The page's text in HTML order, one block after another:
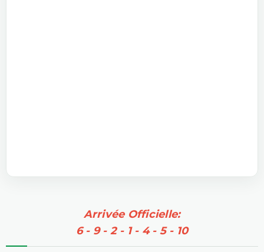
Arrivée Officielle:
6 - 9 - 2 - 1 - 4 - 5 - 10